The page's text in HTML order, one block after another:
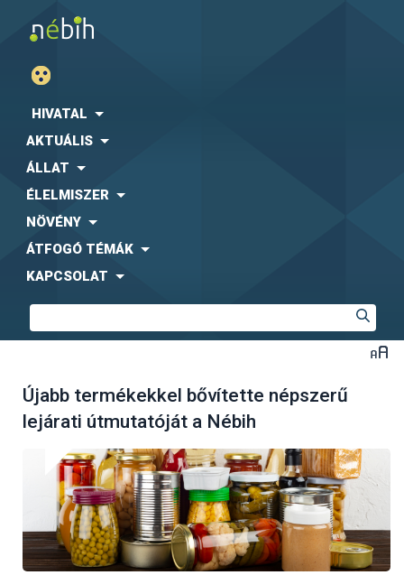
HIVATAL
AKTUÁLIS
ÁLLAT
ÉLELMISZER
NÖVÉNY
ÁTFOGÓ TÉMÁK
KAPCSOLAT
Újabb termékekkel bővítette népszerű
lejárati útmutatóját a Nébih